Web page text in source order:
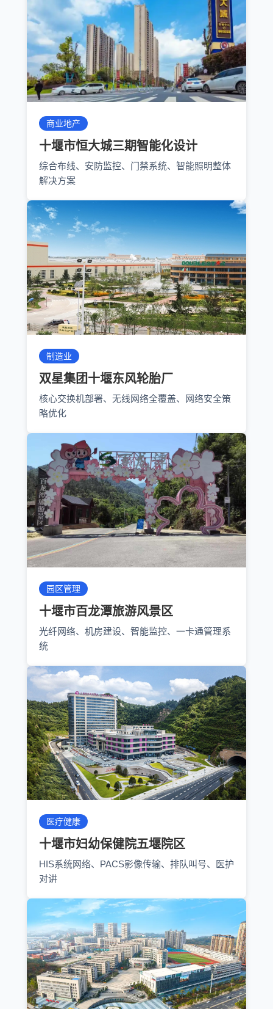
商业地产
十堰市恒大城三期智能化设计
综合布线、安防监控、门禁系统、智能照明整体
解决方案
制造业
双星集团十堰东风轮胎厂
核心交换机部署、无线网络全覆盖、网络安全策
略优化
园区管理
十堰市百龙潭旅游风景区
光纤网络、机房建设、智能监控、一卡通管理系
统
医疗健康
十堰市妇幼保健院五堰院区
HIS系统网络、PACS影像传输、排队叫号、医护
对讲